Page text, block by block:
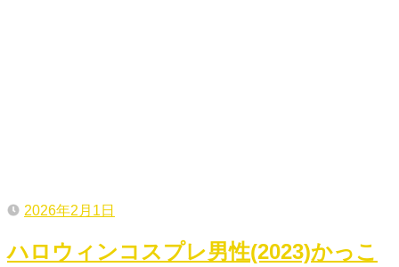
2026年2月1日
ハロウィンコスプレ男性(2023)かっこ